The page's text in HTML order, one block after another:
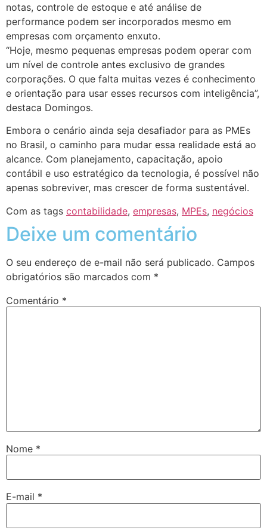
notas, controle de estoque e até análise de
performance podem ser incorporados mesmo em
empresas com orçamento enxuto.
“Hoje, mesmo pequenas empresas podem operar com
um nível de controle antes exclusivo de grandes
corporações. O que falta muitas vezes é conhecimento
e orientação para usar esses recursos com inteligência”,
destaca Domingos.
Embora o cenário ainda seja desafiador para as PMEs
no Brasil, o caminho para mudar essa realidade está ao
alcance. Com planejamento, capacitação, apoio
contábil e uso estratégico da tecnologia, é possível não
apenas sobreviver, mas crescer de forma sustentável.
Com as tags contabilidade, empresas, MPEs, negócios
Deixe um comentário
O seu endereço de e-mail não será publicado. Campos
obrigatórios são marcados com *
Comentário *
Nome *
E-mail *